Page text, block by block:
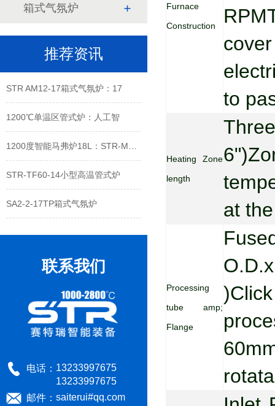
Furnace
Construction
to
Heating Zone
length
at
Processing
tube amp;
Flange
箱式气氛炉
推荐资讯
900立式红外加热管式炉：红
1200℃可旋转倾斜管式炉
STR-AM4-14TP氮氩气氛马弗炉
联系我们
电话： 13233997675
13233997675
邮件： saiterui#qq.com